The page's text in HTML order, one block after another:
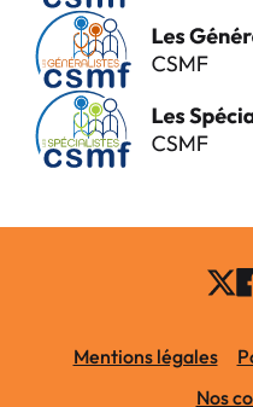
Mentions légales
Nos